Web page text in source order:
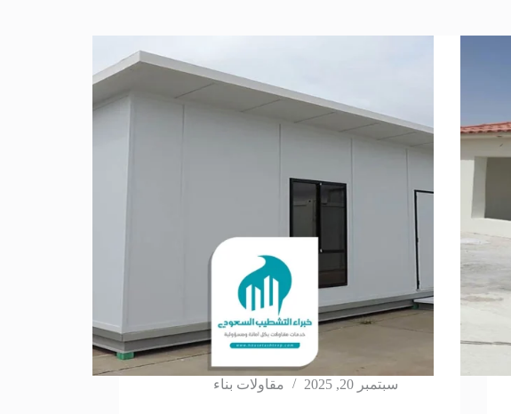
سبتمبر 20, 2025 مقاولات بناء